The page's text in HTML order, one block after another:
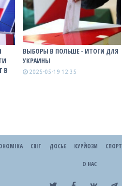
В
ВЫБОРЫ В ПОЛЬШЕ - ИТОГИ ДЛЯ
УКРАИНЫ
2025-05-19 12:35
СВІТ ДОСЬЄ КУРЙОЗИ СПОРТ
О НАС